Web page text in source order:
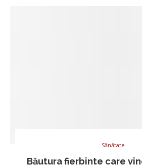
Sănătate
Băutura fierbinte care